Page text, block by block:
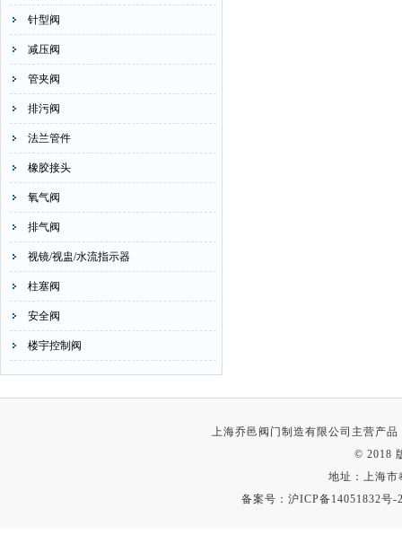
针型阀
减压阀
管夹阀
排污阀
法兰管件
橡胶接头
氧气阀
排气阀
视镜/视盅/水流指示器
柱塞阀
安全阀
楼宇控制阀
上海乔邑阀门制造有限公司主营产品
© 2018
地址：上海市
备案号：沪ICP备14051832号-